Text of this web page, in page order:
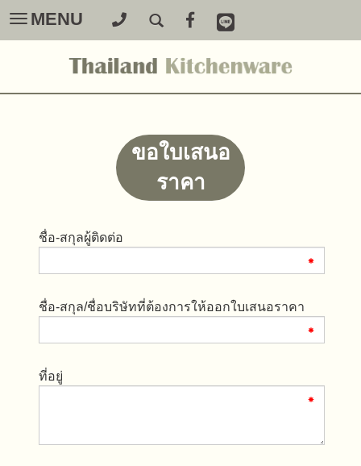
Toggle
navigation
MENU
ขอใบเสนอ
ราคา
ชื่อ-สกุลผู้ติดต่อ
ชื่อ-สกุล/ชื่อบริษัทที่ต้องการให้ออกใบเสนอราคา
ที่อยู่